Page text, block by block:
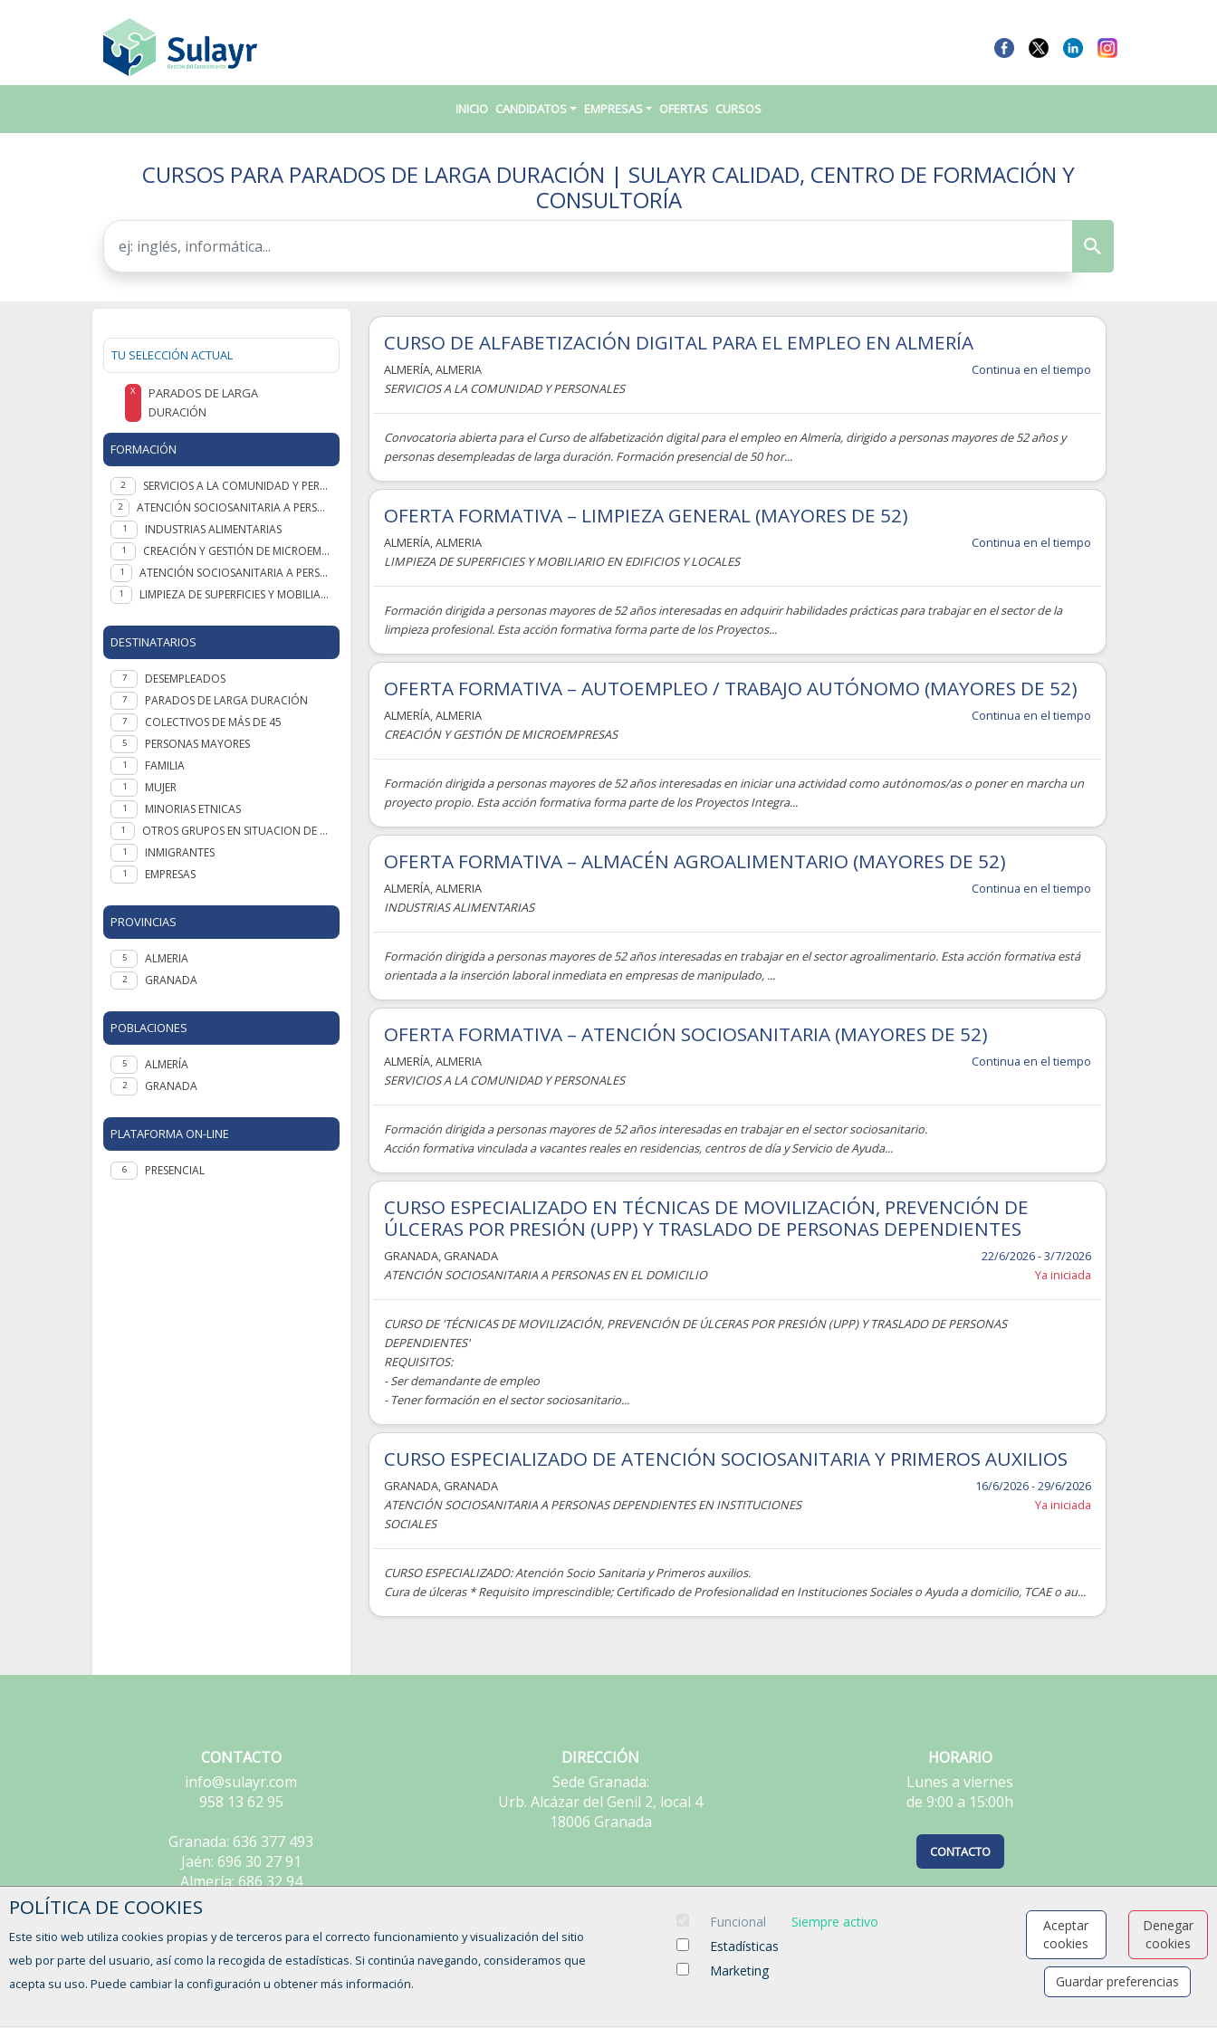
INICIO CANDIDATOS EMPRESAS OFERTAS CURSOS
CURSOS PARA PARADOS DE LARGA DURACIÓN | SULAYR CALIDAD, CENTRO DE FORMACIÓN Y
CONSULTORÍA
TU SELECCIÓN ACTUAL
X
PARADOS DE LARGA
DURACIÓN
FORMACIÓN
2 SERVICIOS A LA COMUNIDAD Y PERSONALES
2 ATENCIÓN SOCIOSANITARIA A PERSONAS DEPENDIENTES EN INSTITUCIONES SOCIALES
1 INDUSTRIAS ALIMENTARIAS
1 CREACIÓN Y GESTIÓN DE MICROEMPRESAS
1 ATENCIÓN SOCIOSANITARIA A PERSONAS EN EL DOMICILIO
1 LIMPIEZA DE SUPERFICIES Y MOBILIARIO EN EDIFICIOS Y LOCALES
DESTINATARIOS
7 DESEMPLEADOS
7 PARADOS DE LARGA DURACIÓN
7 COLECTIVOS DE MÁS DE 45
5 PERSONAS MAYORES
1 FAMILIA
1 MUJER
1 MINORIAS ETNICAS
1 OTROS GRUPOS EN SITUACION DE NECESIDAD
1 INMIGRANTES
1 EMPRESAS
PROVINCIAS
5 ALMERIA
2 GRANADA
POBLACIONES
5 ALMERÍA
2 GRANADA
PLATAFORMA ON-LINE
6 PRESENCIAL
CURSO DE ALFABETIZACIÓN DIGITAL PARA EL EMPLEO EN ALMERÍA
ALMERÍA,ALMERIA
Continua en el tiempo
SERVICIOS A LA COMUNIDAD Y PERSONALES
Convocatoria abierta para el Curso de alfabetización digital para el empleo en Almería, dirigido a personas mayores de 52 años y
personas desempleadas de larga duración. Formación presencial de 50 hor...
OFERTA FORMATIVA – LIMPIEZA GENERAL (MAYORES DE 52)
ALMERÍA,ALMERIA
Continua en el tiempo
LIMPIEZA DE SUPERFICIES Y MOBILIARIO EN EDIFICIOS Y LOCALES
Formación dirigida a personas mayores de 52 años interesadas en adquirir habilidades prácticas para trabajar en el sector de la
limpieza profesional. Esta acción formativa forma parte de los Proyectos...
OFERTA FORMATIVA – AUTOEMPLEO / TRABAJO AUTÓNOMO (MAYORES DE 52)
ALMERÍA,ALMERIA
Continua en el tiempo
CREACIÓN Y GESTIÓN DE MICROEMPRESAS
Formación dirigida a personas mayores de 52 años interesadas en iniciar una actividad como autónomos/as o poner en marcha un
proyecto propio. Esta acción formativa forma parte de los Proyectos Integra...
OFERTA FORMATIVA – ALMACÉN AGROALIMENTARIO (MAYORES DE 52)
ALMERÍA,ALMERIA
Continua en el tiempo
INDUSTRIAS ALIMENTARIAS
Formación dirigida a personas mayores de 52 años interesadas en trabajar en el sector agroalimentario. Esta acción formativa está
orientada a la inserción laboral inmediata en empresas de manipulado, ...
OFERTA FORMATIVA – ATENCIÓN SOCIOSANITARIA (MAYORES DE 52)
ALMERÍA,ALMERIA
Continua en el tiempo
SERVICIOS A LA COMUNIDAD Y PERSONALES
Formación dirigida a personas mayores de 52 años interesadas en trabajar en el sector sociosanitario.
Acción formativa vinculada a vacantes reales en residencias, centros de día y Servicio de Ayuda...
CURSO ESPECIALIZADO EN TÉCNICAS DE MOVILIZACIÓN, PREVENCIÓN DE
ÚLCERAS POR PRESIÓN (UPP) Y TRASLADO DE PERSONAS DEPENDIENTES
GRANADA, GRANADA
22/6/2026 - 3/7/2026
ATENCIÓN SOCIOSANITARIA A PERSONAS EN EL DOMICILIO
Ya iniciada
CURSO DE 'TÉCNICAS DE MOVILIZACIÓN, PREVENCIÓN DE ÚLCERAS POR PRESIÓN (UPP) Y TRASLADO DE PERSONAS
DEPENDIENTES'
REQUISITOS:
- Ser demandante de empleo
- Tener formación en el sector sociosanitario...
CURSO ESPECIALIZADO DE ATENCIÓN SOCIOSANITARIA Y PRIMEROS AUXILIOS
GRANADA, GRANADA
16/6/2026 - 29/6/2026
ATENCIÓN SOCIOSANITARIA A PERSONAS DEPENDIENTES EN INSTITUCIONES
SOCIALES
Ya iniciada
CURSO ESPECIALIZADO: Atención Socio Sanitaria y Primeros auxilios.
Cura de úlceras * Requisito imprescindible; Certificado de Profesionalidad en Instituciones Sociales o Ayuda a domicilio, TCAE o au...
CONTACTO
info@sulayr.com
958 13 62 95
Granada: 636 377 493
Jaén: 696 30 27 91
Almería: 686 32 94
DIRECCIÓN
Sede Granada:
Urb. Alcázar del Genil 2, local 4
18006 Granada
HORARIO
Lunes a viernes
de 9:00 a 15:00h
CONTACTO
POLÍTICA DE COOKIES
Este sitio web utiliza cookies propias y de terceros para el correcto funcionamiento y visualización del sitio
web por parte del usuario, así como la recogida de estadísticas. Si continúa navegando, consideramos que
acepta su uso. Puede cambiar la configuración u obtener más información.
Funcional
Siempre activo
Estadísticas
Marketing
Aceptar
cookies
Denegar
cookies
Guardar preferencias